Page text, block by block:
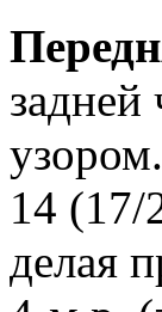
14 (17/
делая